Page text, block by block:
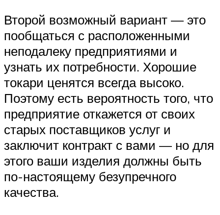
Второй возможный вариант — это
пообщаться с расположенными
неподалеку предприятиями и
узнать их потребности. Хорошие
токари ценятся всегда высоко.
Поэтому есть вероятность того, что
предприятие откажется от своих
старых поставщиков услуг и
заключит контракт с вами — но для
этого ваши изделия должны быть
по-настоящему безупречного
качества.